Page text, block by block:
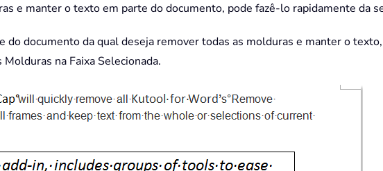
e manter o texto em parte do documento, pode fazê-lo rapidamente da
do documento da qual deseja remover todas as molduras e manter o
na Faixa Selecionada.